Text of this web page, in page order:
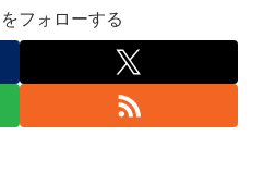
フォローする